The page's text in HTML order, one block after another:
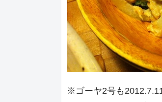
※ゴーヤ2号も